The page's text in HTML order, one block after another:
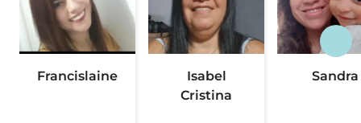
Francislaine
Isabel
Cristina
Sandra